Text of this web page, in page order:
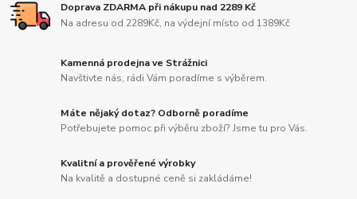
Doprava ZDARMA při nákupu nad 2289 Kč
Na adresu od 2289Kč, na výdejní místo od 1389Kč
Kamenná prodejna ve Strážnici
Navštivte nás, rádi Vám poradíme s výběrem.
Máte nějaký dotaz? Odborně poradíme
Potřebujete pomoc při výběru zboží? Jsme tu pro Vás.
Kvalitní a prověřené výrobky
Na kvalitě a dostupné ceně si zakládáme!